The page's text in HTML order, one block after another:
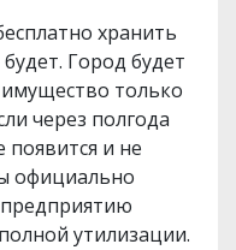
хранить
Город будет
только
через полгода
и не
официально
утилизации.